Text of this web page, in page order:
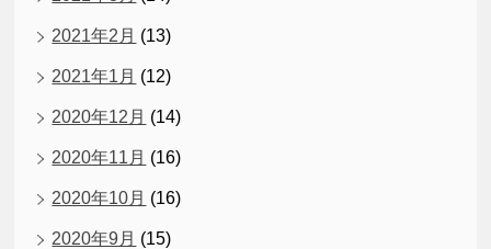
2021年2月 (13)
2021年1月 (12)
2020年12月 (14)
2020年11月 (16)
2020年10月 (16)
2020年9月 (15)